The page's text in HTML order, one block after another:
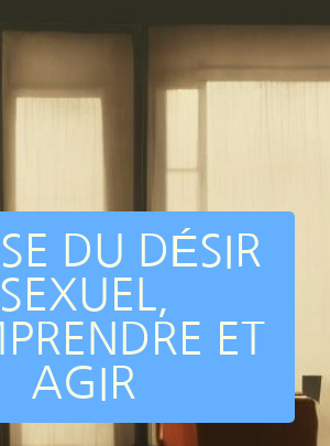
DU DÉSIR
SEXUEL,
ET
AGIR